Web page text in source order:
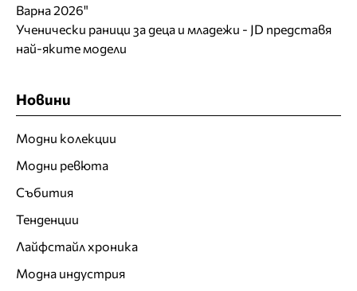
Варна 2026"
Ученически раници за деца и младежи - JD представя
най-яките модели
Новини
Модни колекции
Модни ревюта
Събития
Тенденции
Лайфстайл хроника
Модна индустрия